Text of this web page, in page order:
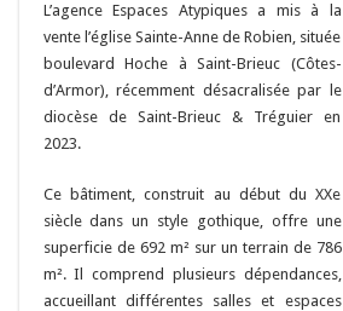
L’agence Espaces Atypiques a mis à la
vente l’église Sainte-Anne de Robien, située
boulevard Hoche à Saint-Brieuc (Côtes-
d’Armor), récemment désacralisée par le
diocèse de Saint-Brieuc & Tréguier en
2023.
Ce bâtiment, construit au début du XXe
siècle dans un style gothique, offre une
superficie de 692 m² sur un terrain de 786
m². Il comprend plusieurs dépendances,
accueillant différentes salles et espaces